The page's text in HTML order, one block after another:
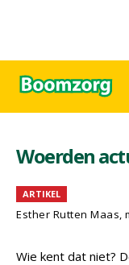
Woerden
ARTIKEL
Esther Rutten Maas,
Wie kent dat niet?